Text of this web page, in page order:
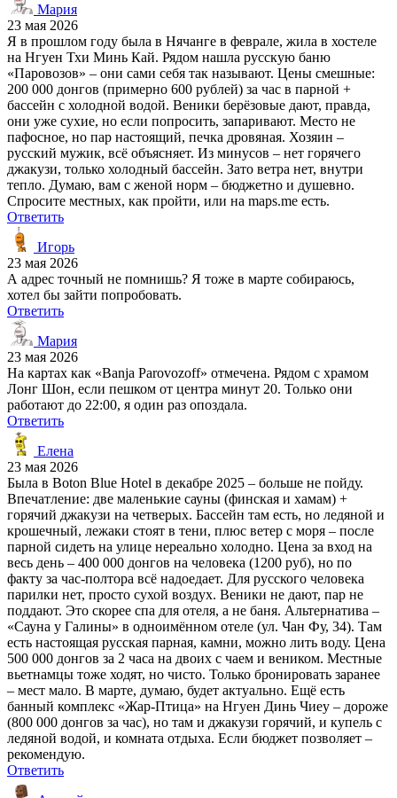
Мария
23 мая 2026
Я в прошлом году была в Нячанге в феврале, жила в хостеле
на Нгуен Тхи Минь Кай. Рядом нашла русскую баню
«Паровозов» – они сами себя так называют. Цены смешные:
200 000 донгов (примерно 600 рублей) за час в парной +
бассейн с холодной водой. Веники берёзовые дают, правда,
они уже сухие, но если попросить, запаривают. Место не
пафосное, но пар настоящий, печка дровяная. Хозяин –
русский мужик, всё объясняет. Из минусов – нет горячего
джакузи, только холодный бассейн. Зато ветра нет, внутри
тепло. Думаю, вам с женой норм – бюджетно и душевно.
Спросите местных, как пройти, или на maps.me есть.
Ответить
Игорь
23 мая 2026
А адрес точный не помнишь? Я тоже в марте собираюсь,
хотел бы зайти попробовать.
Ответить
Мария
23 мая 2026
На картах как «Banja Parovozoff» отмечена. Рядом с храмом
Лонг Шон, если пешком от центра минут 20. Только они
работают до 22:00, я один раз опоздала.
Ответить
Елена
23 мая 2026
Была в Boton Blue Hotel в декабре 2025 – больше не пойду.
Впечатление: две маленькие сауны (финская и хамам) +
горячий джакузи на четверых. Бассейн там есть, но ледяной и
крошечный, лежаки стоят в тени, плюс ветер с моря – после
парной сидеть на улице нереально холодно. Цена за вход на
весь день – 400 000 донгов на человека (1200 руб), но по
факту за час-полтора всё надоедает. Для русского человека
парилки нет, просто сухой воздух. Веники не дают, пар не
поддают. Это скорее спа для отеля, а не баня. Альтернатива –
«Сауна у Галины» в одноимённом отеле (ул. Чан Фу, 34). Там
есть настоящая русская парная, камни, можно лить воду. Цена
500 000 донгов за 2 часа на двоих с чаем и веником. Местные
вьетнамцы тоже ходят, но чисто. Только бронировать заранее
– мест мало. В марте, думаю, будет актуально. Ещё есть
банный комплекс «Жар-Птица» на Нгуен Динь Чиеу – дороже
(800 000 донгов за час), но там и джакузи горячий, и купель с
ледяной водой, и комната отдыха. Если бюджет позволяет –
рекомендую.
Ответить